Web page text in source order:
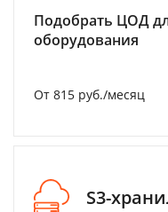
Подобрать ЦОД
оборудования
От 815 руб./месяц
S3-